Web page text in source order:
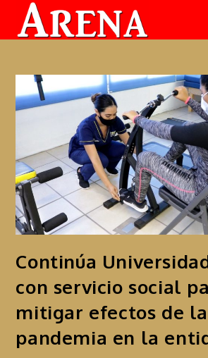
Continúa
con servicio social
mitigar efectos de la
pandemia en la